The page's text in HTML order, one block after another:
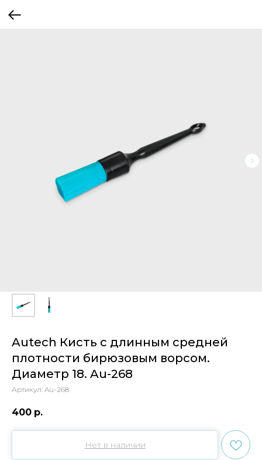
Autech Кисть с длинным средней
плотности бирюзовым ворсом.
Диаметр 18. Au-268
Артикул: Au-268
400 р.
Нет в наличии